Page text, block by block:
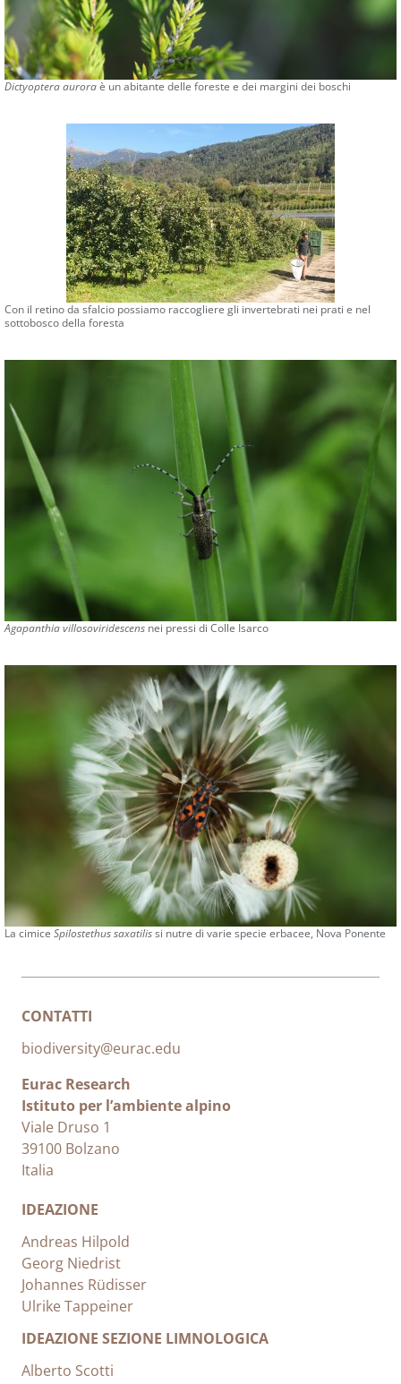
Dictyoptera auroraè un abitante delle foreste e dei margini dei boschi
Con il retino da sfalcio possiamo raccogliere gli invertebrati nei prati e nel
sottobosco della foresta
Agapanthia villosoviridescens nei pressi di Colle Isarco
La cimice Spilostethus saxatilissi nutre di varie specie erbacee, Nova Ponente
CONTATTI
biodiversity@eurac.edu
Eurac Research
Istituto per l’ambiente alpino
Viale Druso 1
39100 Bolzano
Italia
IDEAZIONE
Andreas Hilpold
Georg Niedrist
Johannes Rüdisser
Ulrike Tappeiner
IDEAZIONE SEZIONE LIMNOLOGICA
Alberto Scotti